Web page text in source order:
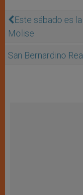
Este sábado es
Molise
San Bernardino